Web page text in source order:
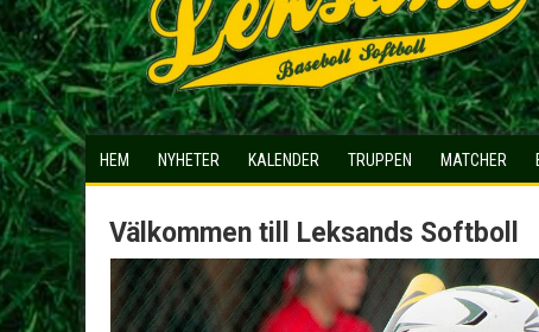
HEM NYHETER KALENDER TRUPPEN MATCHER
Välkommen till Leksands Softboll